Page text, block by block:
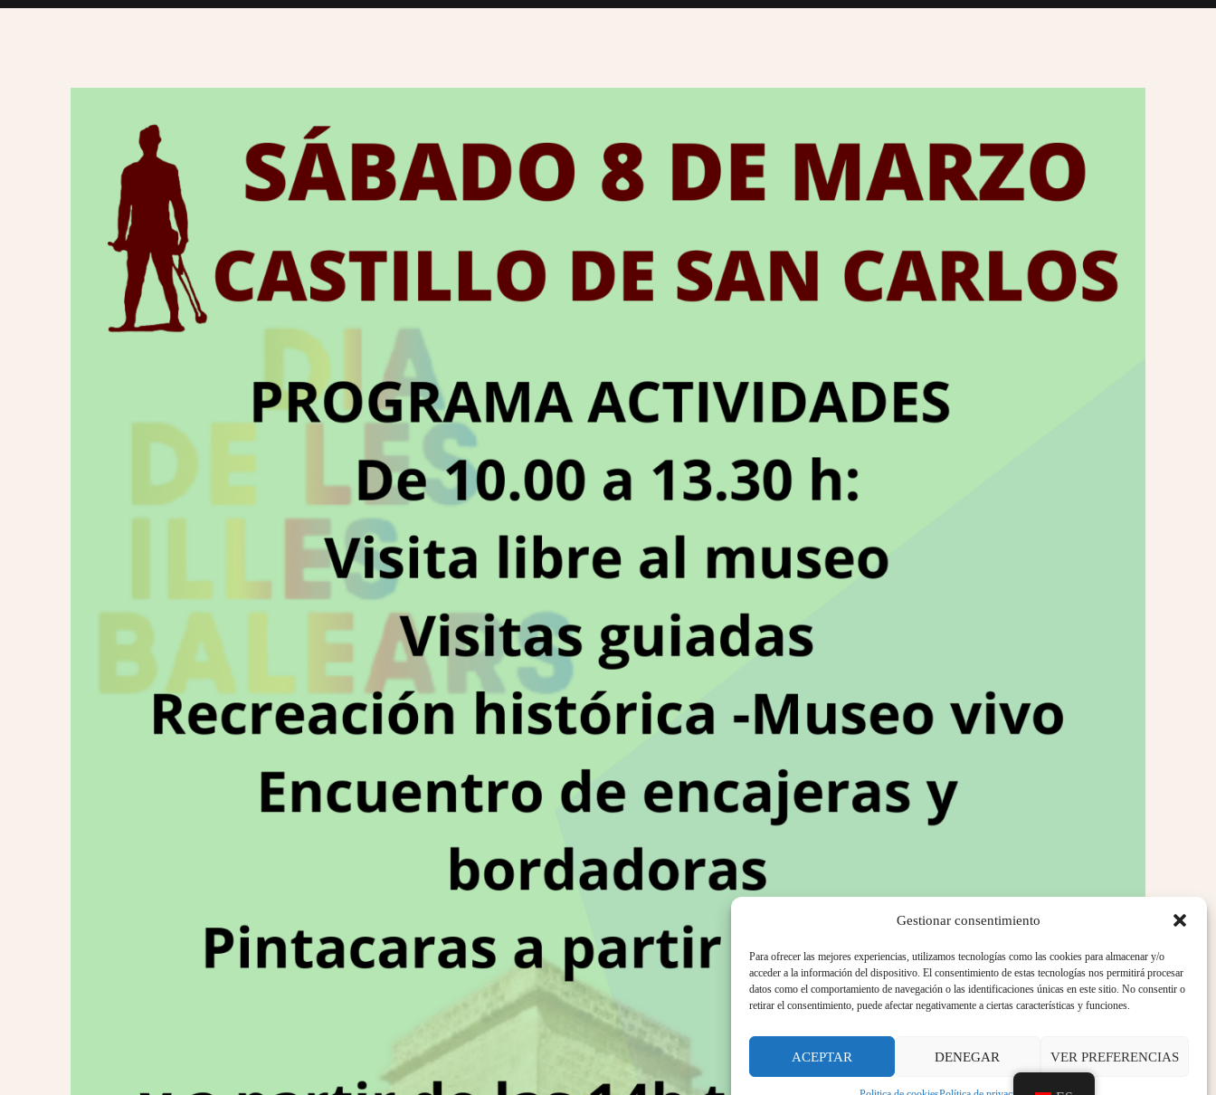
Gestionar consentimiento
Para ofrecer las mejores experiencias, utilizamos tecnologías como las cookies para almacenar y/o
acceder a la información del dispositivo. El consentimiento de estas tecnologías nos permitirá procesar
datos como el comportamiento de navegación o las identificaciones únicas en este sitio. No consentir o
retirar el consentimiento, puede afectar negativamente a ciertas características y funciones.
ACEPTAR DENEGAR VER PREFERENCIAS